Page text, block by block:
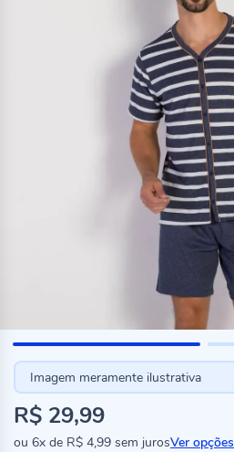
Imagem meramente ilustrativa
R$ 29,99
ou 6x de R$ 4,99 sem jurosVer opções